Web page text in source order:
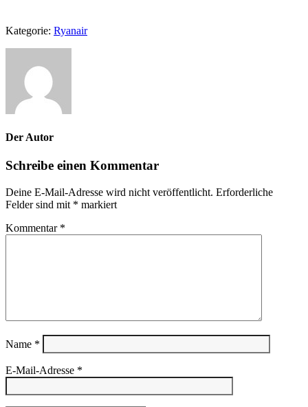
Kategorie: Ryanair
Der Autor
Schreibe einen Kommentar
Deine E-Mail-Adresse wird nicht veröffentlicht. Erforderliche
Felder sind mit * markiert
Kommentar *
Name *
E-Mail-Adresse *